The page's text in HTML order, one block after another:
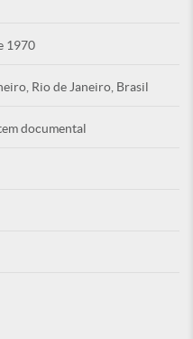
1970
Rio de Janeiro, Brasil
documental